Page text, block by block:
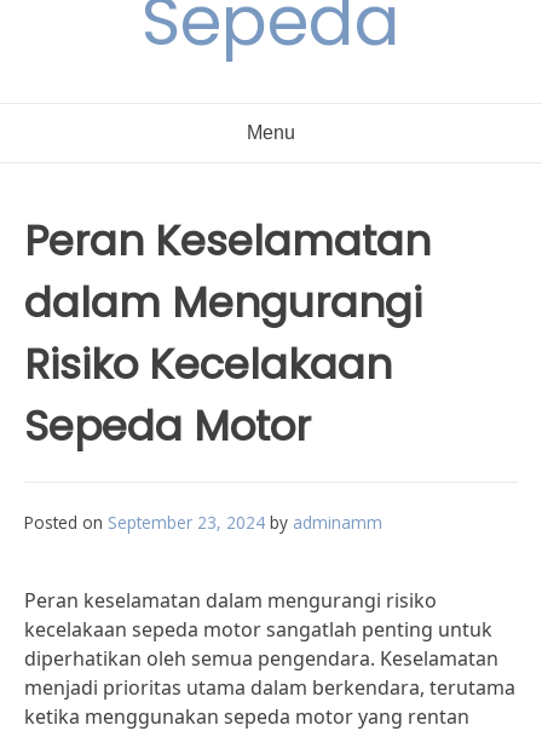
Sepeda
Menu
Peran Keselamatan
dalam Mengurangi
Risiko Kecelakaan
Sepeda Motor
Posted on September 23, 2024 by adminamm
Peran keselamatan dalam mengurangi risiko
kecelakaan sepeda motor sangatlah penting untuk
diperhatikan oleh semua pengendara. Keselamatan
menjadi prioritas utama dalam berkendara, terutama
ketika menggunakan sepeda motor yang rentan